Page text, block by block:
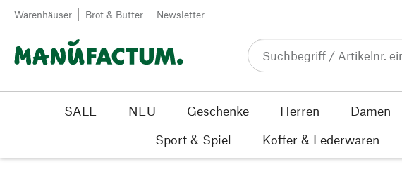
Zum Inhalt springen
Warenhäuser Brot & Butter Newsletter
SALE NEU Geschenke Herren Damen
Sport & Spiel
Koffer & Lederwaren